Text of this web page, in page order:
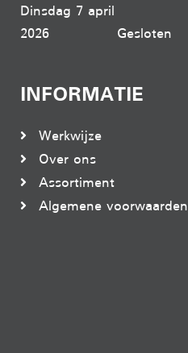
Dinsdag 7 april
2026
Gesloten
INFORMATIE
Werkwijze
Over ons
Assortiment
Algemene voorwaarden